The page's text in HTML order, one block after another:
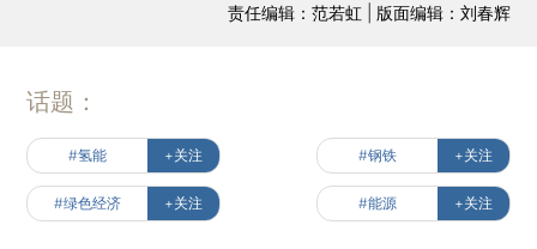
责任编辑：范若虹 | 版面编辑：刘春辉
话题：
#氢能 +关注 #钢铁 +关注
#绿色经济 +关注 #能源 +关注